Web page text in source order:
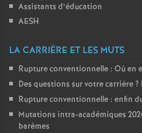
Assistants d’éducation
AESH
LA CARRIÈRE ET LES MUTS
Rupture conventionnelle : Où en
Des questions sur votre carrière?
Rupture conventionnelle : enfin
Mutations intra-académiques
barèmes